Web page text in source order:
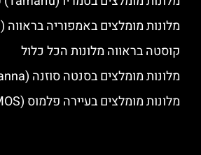
מלונות מומלצים באמפוריה בראווה (Empuriabrava)
קוסטה בראווה מלונות הכל כלול
מלונות מומלצים בסנטה סוזנה (Santa Susanna)
מלונות מומלצים בעיירה פלמוס (PALAMOS)